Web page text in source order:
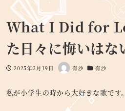
What I Did for
た日々に悔いはな
投稿日
2025年3月19日
著
有沙
カテゴリー
有沙
私が小学生の時から大好きな歌です